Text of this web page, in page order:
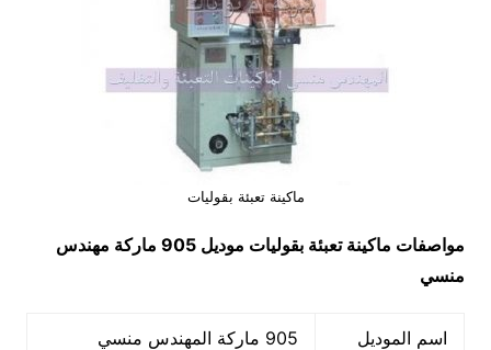
ماكينة تعبئة بقوليات
مواصفات ماكينة تعبئة بقوليات
موديل 905 ماركة مهندس
منسي
اسم الموديل 905 ماركة المهندس منسي